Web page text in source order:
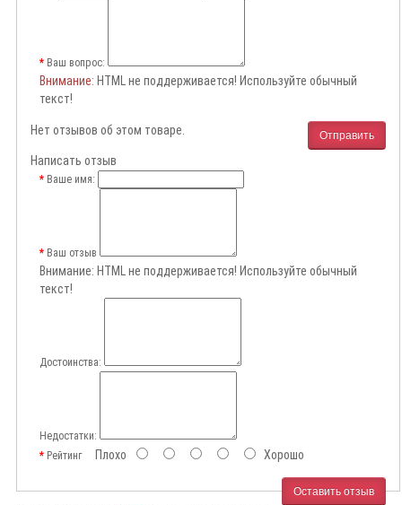
Ваш вопрос:
Внимание: HTML не поддерживается! Используйте обычный
текст!
Отправить
Нет отзывов об этом товаре.
Написать отзыв
Ваше имя:
Ваш отзыв
Внимание: HTML не поддерживается! Используйте обычный
текст!
Достоинства:
Недостатки:
РейтингПлохо Хорошо
Оставить отзыв